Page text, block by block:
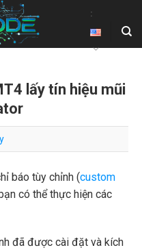
:
lấy tín hiệu mũi
báo tùy chỉnh (custom
có thể thực hiện các
đã được cài đặt và kích